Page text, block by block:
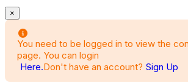
×
You need to be logged in to view the
page. You can login
Here.Don't have an account? Sign Up